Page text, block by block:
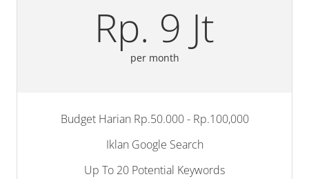
Rp. 9 Jt
per month
Budget Harian Rp.50.000 - Rp.100,000
Iklan Google Search
Up To 20 Potential Keywords